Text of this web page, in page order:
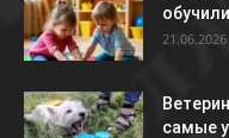
самые